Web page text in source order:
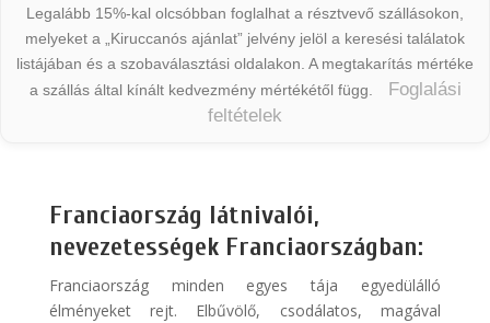
Legalább 15%-kal olcsóbban foglalhat a résztvevő szállásokon,
melyeket a „Kiruccanós ajánlat” jelvény jelöl a keresési találatok
listájában és a szobaválasztási oldalakon. A megtakarítás mértéke
a szállás által kínált kedvezmény mértékétől függ.
Foglalási
feltételek
Franciaország látnivalói,
nevezetességek Franciaországban:
Franciaország minden egyes tája egyedülálló
élményeket rejt. Elbűvölő, csodálatos, magával